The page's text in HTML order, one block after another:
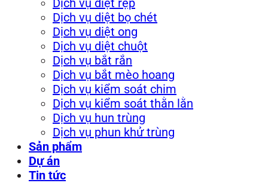
Dịch vụ diệt bọ chét
Dịch vụ diệt ong
Dịch vụ diệt chuột
Dịch vụ bắt rắn
Dịch vụ bắt mèo hoang
Dịch vụ kiểm soát chim
Dịch vụ kiểm soát thằn lằn
Dịch vụ hun trùng
Dịch vụ phun khử trùng
Sản phẩm
Dự án
Tin tức